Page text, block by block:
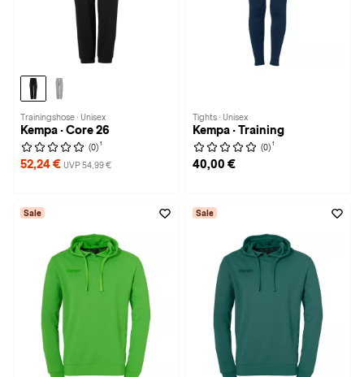
Trainingshose · Unisex
Kempa · Core 26
(0) 1
52,24 € UVP 54,99 €
Tights · Unisex
Kempa · Training
(0) 1
40,00 €
Sale Sale